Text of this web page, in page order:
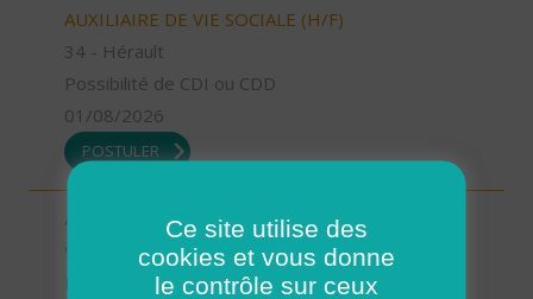
AUXILIAIRE DE VIE SOCIALE (H/F)
34 - Hérault
Possibilité de CDI ou CDD
01/08/2026
POSTULER
AUXILIAIRE DE VIE SOCIALE (H/F)
91 - Essonne
Possibilité de CDI ou CDD
Ce site utilise des
cookies et vous donne
le contrôle sur ceux